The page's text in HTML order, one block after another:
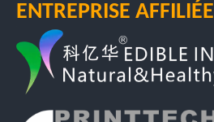
ENTREPRISE AFFILIÉE